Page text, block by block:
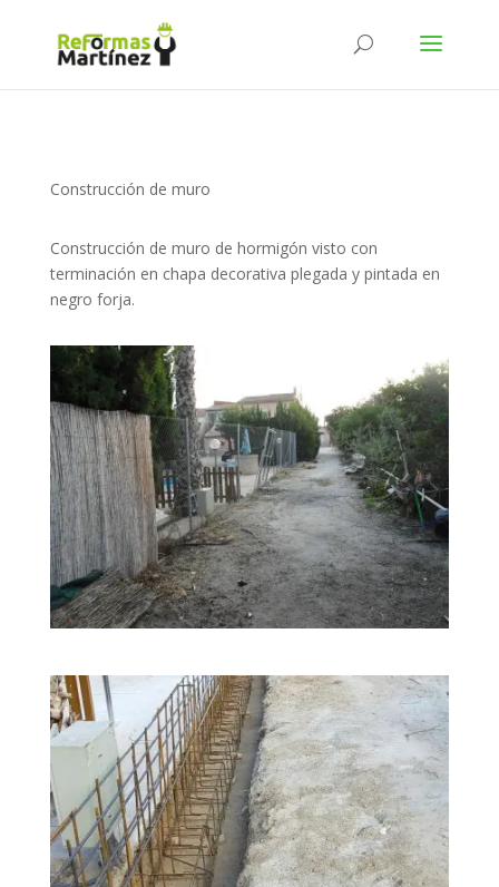
Construcción de muro
Construcción de muro de hormigón visto con
terminación en chapa decorativa plegada y pintada en
negro forja.